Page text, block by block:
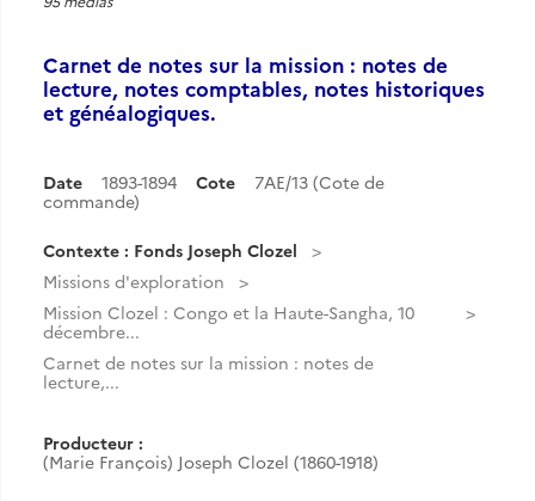
Carnet de notes sur la mission : notes de
lecture, notes comptables, notes historiques
et généalogiques.
Date 1893-1894 Cote
7AE/13 (Cote de
commande)
Contexte : Fonds Joseph Clozel
Missions d'exploration
Mission Clozel : Congo et la Haute-Sangha, 10
décembre...
Carnet de notes sur la mission : notes de
lecture,...
Producteur :
(Marie François) Joseph Clozel (1860-1918)